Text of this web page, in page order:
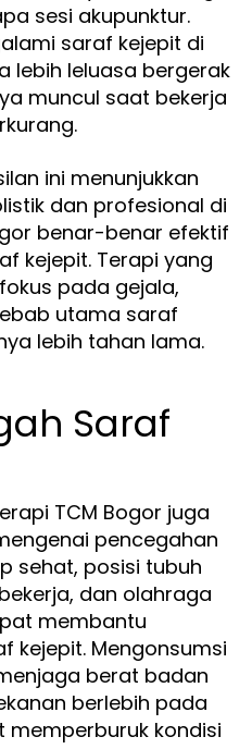
sesi akupunktur.
saraf kejepit di
lebih leluasa bergerak
muncul saat bekerja
ini menunjukkan
dan profesional di
benar-benar efektif
kejepit. Terapi yang
pada gejala,
utama saraf
lebih tahan lama.
Saraf
TCM Bogor juga
pencegahan
sehat, posisi tubuh
dan olahraga
membantu
kejepit. Mengonsumsi
berat badan
berlebih pada
kondisi